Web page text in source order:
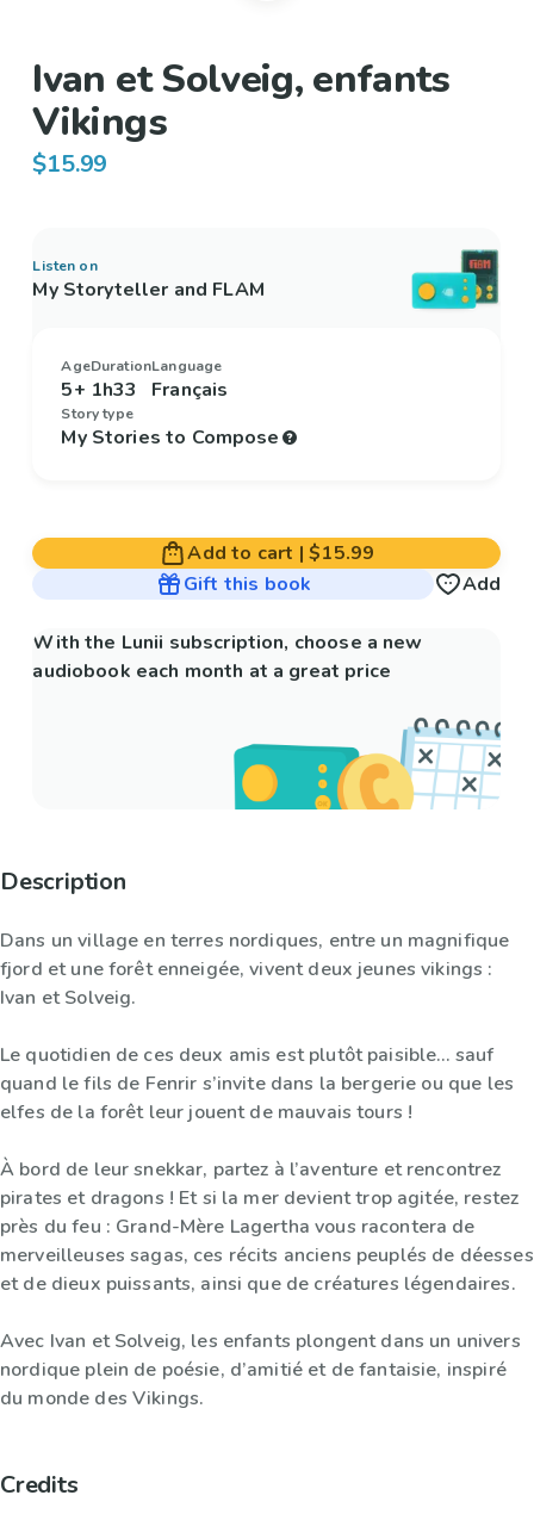
Ivan et Solveig, enfants
Vikings
$15.99
Listen on
My Storyteller and FLAM
Age
5+
Duration
1h33
Language
Français
Story type
My Stories to Compose
Add to cart |$15.99
Gift this book
Add
With the Lunii subscription, choose a new
audiobook each month at a great price
Description
Dans un village en terres nordiques, entre un magnifique
fjord et une forêt enneigée, vivent deux jeunes vikings :
Ivan et Solveig.
Le quotidien de ces deux amis est plutôt paisible… sauf
quand le fils de Fenrir s’invite dans la bergerie ou que les
elfes de la forêt leur jouent de mauvais tours !
À bord de leur snekkar, partez à l’aventure et rencontrez
pirates et dragons ! Et si la mer devient trop agitée, restez
près du feu : Grand-Mère Lagertha vous racontera de
merveilleuses sagas, ces récits anciens peuplés de déesses
et de dieux puissants, ainsi que de créatures légendaires.
Avec Ivan et Solveig, les enfants plongent dans un univers
nordique plein de poésie, d’amitié et de fantaisie, inspiré
du monde des Vikings.
Credits